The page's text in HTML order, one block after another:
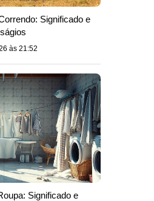
Significado e
às 21:52
Significado e